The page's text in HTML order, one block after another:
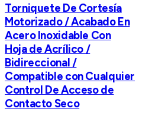
Torniquete De Cortesía
Motorizado / Acabado En
Acero Inoxidable Con
Hoja de Acrílico /
Bidireccional /
Compatible con Cualquier
Control De Acceso de
Contacto Seco